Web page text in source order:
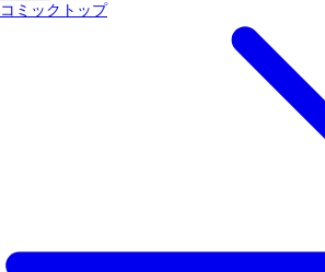
コミックトップ